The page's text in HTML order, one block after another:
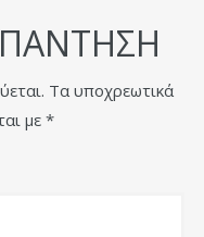
Τα υποχρεωτικά
με *